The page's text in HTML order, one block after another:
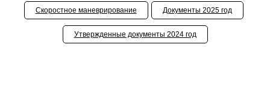
Скоростное маневрирование Документы 2025 год
Утвержденные документы 2024 год